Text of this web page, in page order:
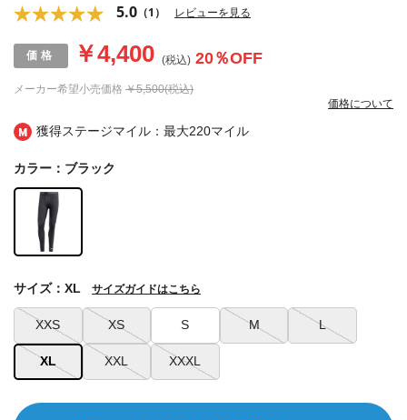
獲得ステージマイル：最大220マイル
5.0 （1） レビューを見る
メーカー希望小売価格 ￥5,500(税込)
￥4,400 (税込) 20％OFF
価格について
カラー：ブラック
XXS XS S M L
XL XXL XXXL
サイズ：XL サイズガイドはこちら